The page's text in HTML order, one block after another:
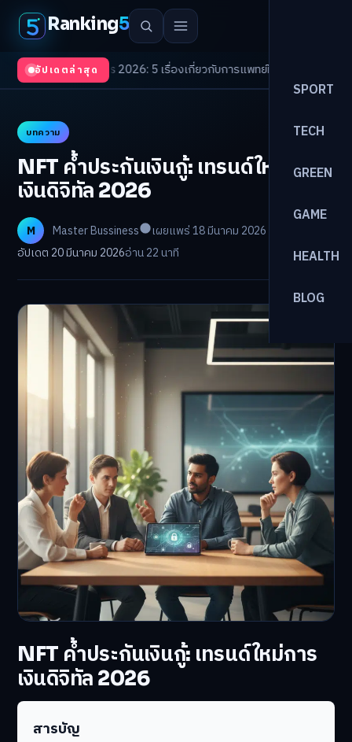
Ranking5
SPORT
TECH
GREEN
GAME
HEALTH
BLOG
อัปเดตล่าสุด
Trends 2026: 5 เรื่องเกี่ยวกับการแพทย์ที่ควรรู้/ดอกเบี้ยขาขึ้นรอบใหม่!
บทความ
NFT ค้ำประกันเงินกู้: เทรนด์ใหม่การ
เงินดิจิทัล 2026
M Master Bussiness
เผยแพร่ 18 มีนาคม 2026
อัปเดต 20 มีนาคม 2026อ่าน 22 นาที
NFT ค้ำประกันเงินกู้: เทรนด์ใหม่การ
เงินดิจิทัล 2026
สารบัญ